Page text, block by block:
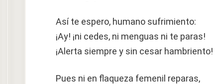
Así te espero, humano sufrimiento:
¡Ay! ¡ni cedes, ni menguas ni te paras!
¡Alerta siempre y sin cesar hambriento!
Pues ni en flaqueza femenil reparas,